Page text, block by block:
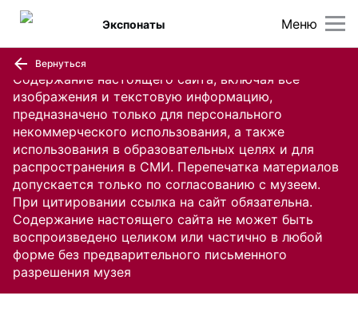
Содержание настоящего сайта, включая все
изображения и текстовую информацию,
предназначено только для персонального
некоммерческого использования, а также
использования в образовательных целях и для
распространения в СМИ. Перепечатка материалов
допускается только по согласованию с музеем.
При цитировании ссылка на сайт обязательна.
Содержание настоящего сайта не может быть
воспроизведено целиком или частично в любой
форме без предварительного письменного
разрешения музея
Меню
Экспонаты
Вернуться